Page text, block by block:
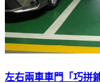
左右兩車車門「巧拼